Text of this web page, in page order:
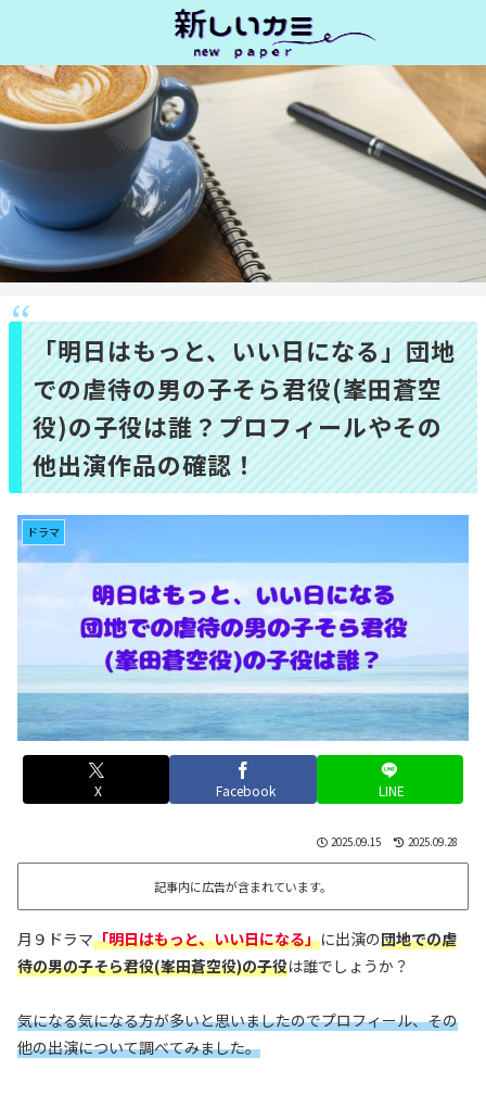
「明日はもっと、いい日になる」団地
での虐待の男の子そら君役(峯田蒼空
役)の子役は誰？プロフィールやその
他出演作品の確認！
ドラマ
X Facebook LINE
2025.09.15 2025.09.28
記事内に広告が含まれています。
月９ドラマ「明日はもっと、いい日になる」に出演の団地での虐
待の男の子そら君役(峯田蒼空役)の子役は誰でしょうか？
気になる気になる方が多いと思いましたのでプロフィール、その
他の出演について調べてみました。